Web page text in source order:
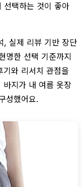
선택하는 것이 좋아
, 실제 리뷰 기반 장단
명한 선택 기준까지
기와 리서치 관점을
바지가 내 여름 옷장
성했어요.